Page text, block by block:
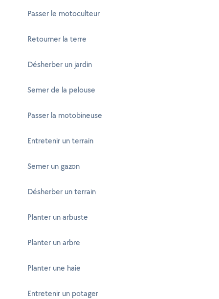
Passer le motoculteur
Retourner la terre
Désherber un jardin
Semer de la pelouse
Passer la motobineuse
Entretenir un terrain
Semer un gazon
Désherber un terrain
Planter un arbuste
Planter un arbre
Planter une haie
Entretenir un potager